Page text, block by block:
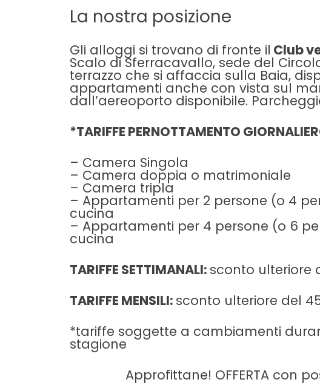
La nostra posizione
Gli alloggi si trovano di fronte il Club
Scalo di Sferracavallo, sede del
terrazzo che si affaccia sulla Baia,
appartamenti anche con vista sul
dall’aereoporto disponibile.
*TARIFFE PERNOTTAMENTO
– Camera Singola
– Camera doppia o matrimoniale
– Camera tripla
– Appartamenti per 2 persone (o 4
cucina
– Appartamenti per 4 persone (o 6
cucina
TARIFFE SETTIMANALI: sconto ulteriore
TARIFFE MENSILI: sconto ulteriore del
*tariffe soggette a cambiamenti
stagione
Approfittane! OFFERTA con